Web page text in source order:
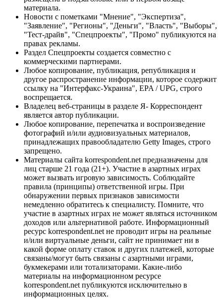
материала.
Новости с пометками "Мнение", "Экспертиза",
"Заявление", "Регионы", "Деньги", "Власть", "Выборы",
"Тест-драйв", "Спецпроекты", "Промо" публикуются на
правах рекламы.
Раздел Спецпроекты создается совместно с
коммерческими партнерами.
Любое копирование, публикация, републикация и
другое распространение информации, которое содержит
ссылку на "Интерфакс-Украина", EPA / UPG, строго
воспрещается.
Владелец веб-страницы в разделе Я- Корреспондент
является автор публикации.
Любое копирование, перепечатка и воспроизведение
фотографий и/или аудиовизуальных материалов,
принадлежащих правообладателю Getty Images, строго
запрещено.
Материалы сайта korrespondent.net предназначены для
лиц старше 21 года (21+). Участие в азартных играх
может вызвать игровую зависимость. Соблюдайте
правила (принципы) ответственной игры. При
обнаружении первых признаков зависимости
немедленно обратитесь к специалисту. Помните, что
участие в азартных играх не может являться источником
доходов или альтернативой работе. Информационный
ресурс korrespondent.net не проводит игры на реальные
и/или виртуальные деньги, сайт не принимает ни в
какой форме оплату ставок и других платежей, которые
связаны/могут быть связаны с азартными играми,
букмекерами или тотализаторами. Какие-либо
материалы на информационном ресурсе
korrespondent.net публикуются исключительно в
информационных целях.